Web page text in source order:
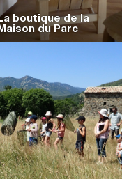
boutique de la
du Parc